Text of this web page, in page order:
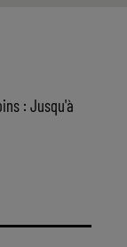
: Jusqu'à